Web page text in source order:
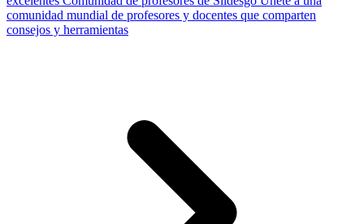
comunidad mundial de profesores y docentes que comparten
consejos y herramientas